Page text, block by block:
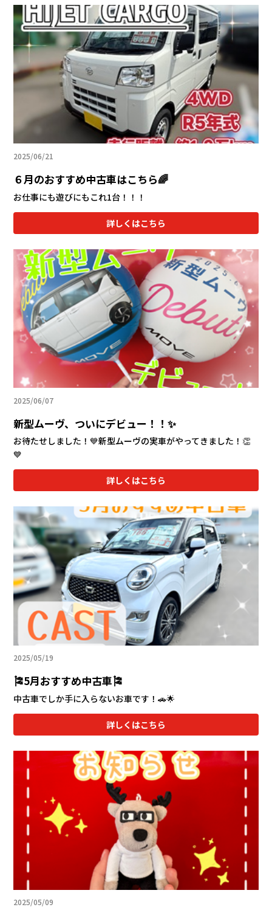
2025/06/21
６月のおすすめ中古車はこちら🌈
お仕事にも遊びにもこれ1台！！！
詳しくはこちら
2025/06/07
新型ムーヴ、ついにデビュー！！✨
お待たせしました！💙新型ムーヴの実車がやってきました！👏
💙
詳しくはこちら
2025/05/19
🎏5月おすすめ中古車🎏
中古車でしか手に入らないお車です！🚗🌟
詳しくはこちら
2025/05/09